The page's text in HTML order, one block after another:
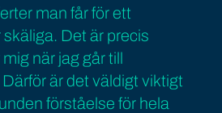
man får för ett
Det är precis
när jag går till
är det väldigt viktigt
förståelse för hela